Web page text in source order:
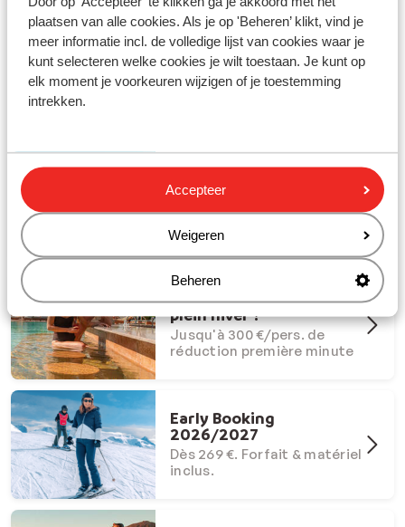
plaatsen van alle cookies. Als je op 'Beheren’ klikt, vind je
meer informatie incl. de volledige lijst van cookies waar je
kunt selecteren welke cookies je wilt toestaan. Je kunt op
elk moment je voorkeuren wijzigen of je toestemming
intrekken.
Accepteer
Weigeren
Beheren
Partez en vacances avec Sunweb !
Offres Dernière Chance
Et si l'été s'invitait en
plein hiver ?
Jusqu'à 300 €/pers. de
réduction première minute
Early Booking
2026/2027
Dès 269 €. Forfait & matériel
inclus.